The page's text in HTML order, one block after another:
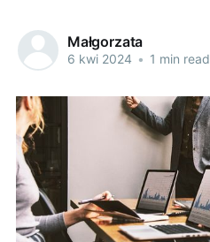
Małgorzata
6 kwi 2024 • 1 min read